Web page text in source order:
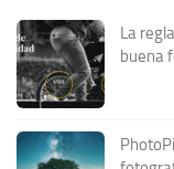
La
buena